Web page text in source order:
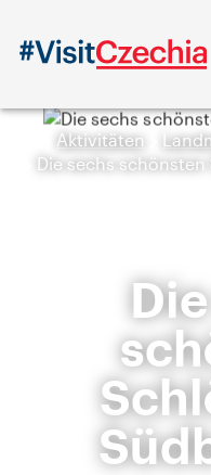
Aktivitäten
Die sechs